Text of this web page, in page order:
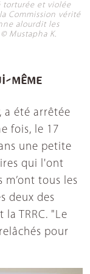
torturée et violée
Commission vérité
alourdit les
Mustapha K.
même
a été arrêtée
fois, le 17
une petite
qui l'ont
tous les
deux des
TRRC. "Le
pour